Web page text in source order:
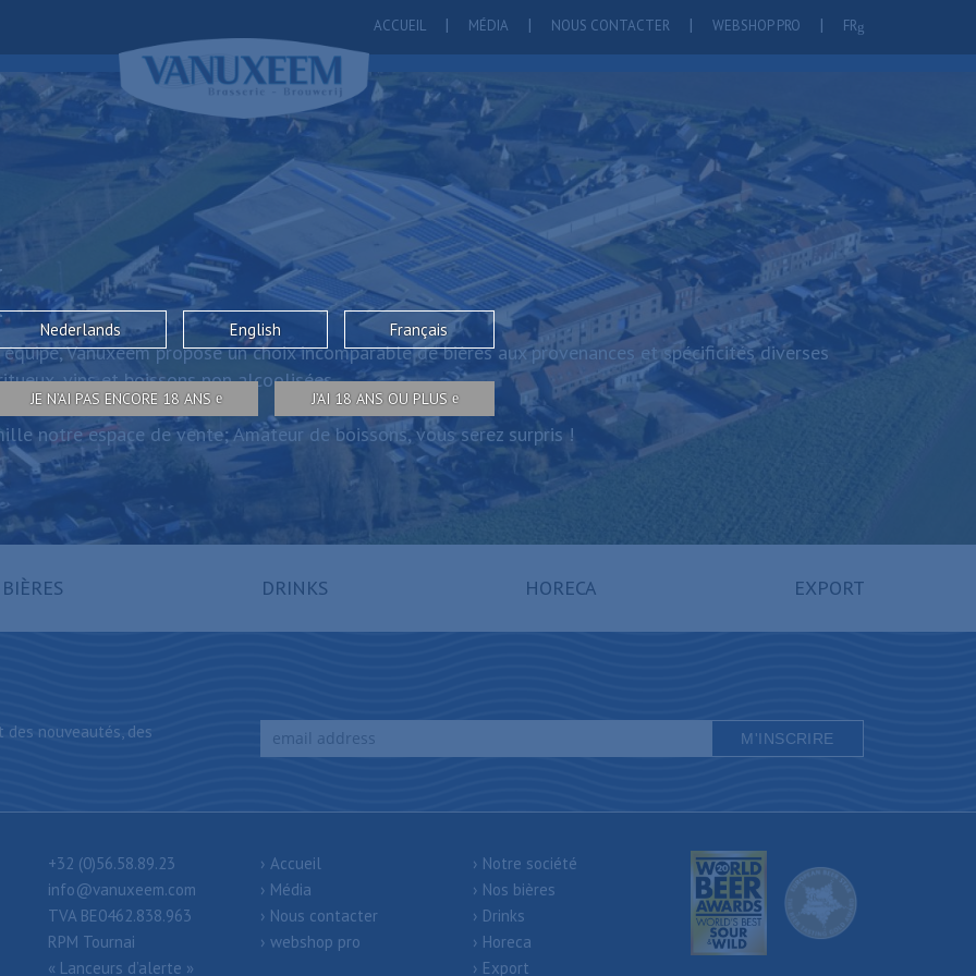
ACCUEIL MÉDIA NOUS CONTACTER WEBSHOP PRO FR
Vanuxeem propose un choix incomparable de bières aux provenances et spécificités diverses
vins et boissons non alcoolisées.
notre espace de vente; Amateur de boissons, vous serez surpris !
DRINKS HORECA EXPORT
Nederlands English Français
JE N’AI PAS ENCORE 18 ANS J’AI 18 ANS OU PLUS
nouveautés, des
+32 (0)56.58.89.23
info@vanuxeem.com
TVA BE0462.838.963
RPM Tournai
« Lanceurs d’alerte »
Accueil
Média
Nous contacter
webshop pro
Notre société
Nos bières
Drinks
Horeca
Export